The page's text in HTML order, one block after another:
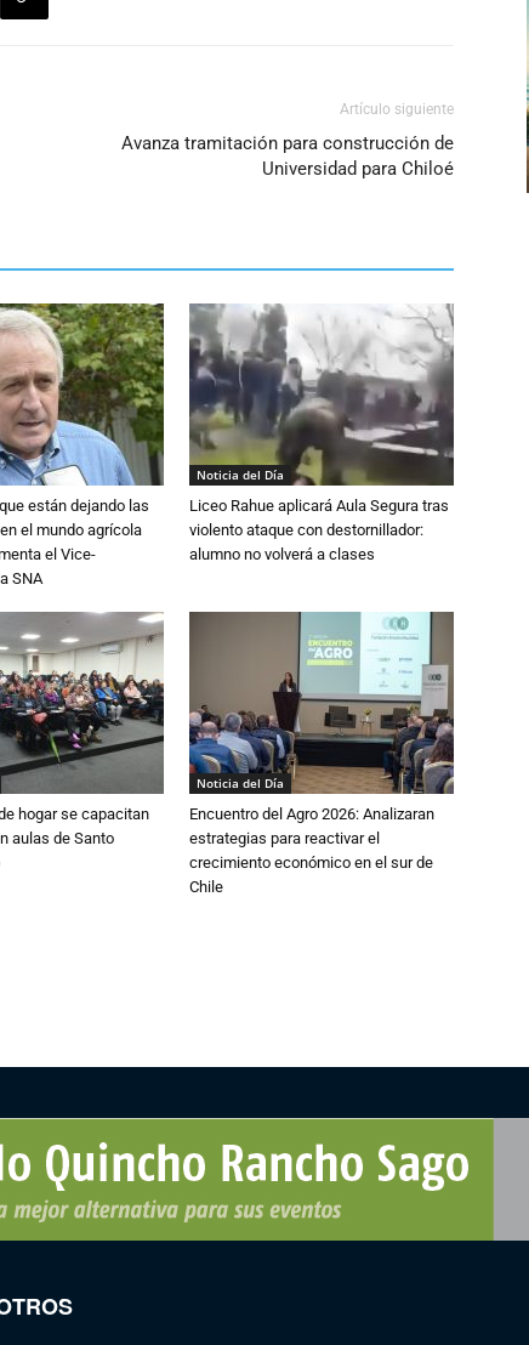
Artículo siguiente
Avanza tramitación para construcción de
Universidad para Chiloé
están dejando las
el mundo agrícola
el Vice-
SNA
Noticia del Día
Liceo Rahue aplicará Aula Segura tras
violento ataque con destornillador:
alumno no volverá a clases
hogar se capacitan
aulas de Santo
Noticia del Día
Encuentro del Agro 2026: Analizaran
estrategias para reactivar el
crecimiento económico en el sur de
Chile